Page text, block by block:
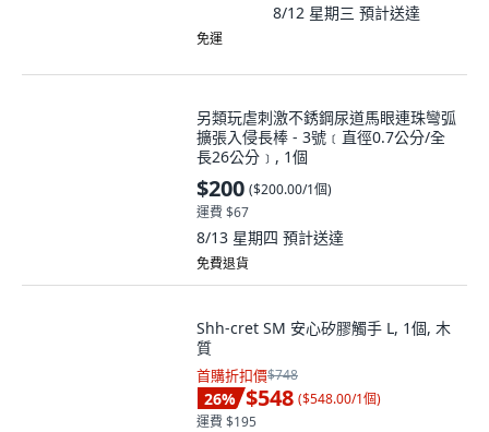
8/12 星期三 預計送達
免運
另類玩虐刺激不銹鋼尿道馬眼連珠彎弧
擴張入侵長棒 - 3號﹝直徑0.7公分/全
長26公分﹞, 1個
$200 ($200.00/1個)
運費 $67
8/13 星期四 預計送達
免費退貨
Shh-cret SM 安心矽膠觸手 L, 1個, 木
質
首購折扣價$748
26% $548 ($548.00/1個)
運費 $195